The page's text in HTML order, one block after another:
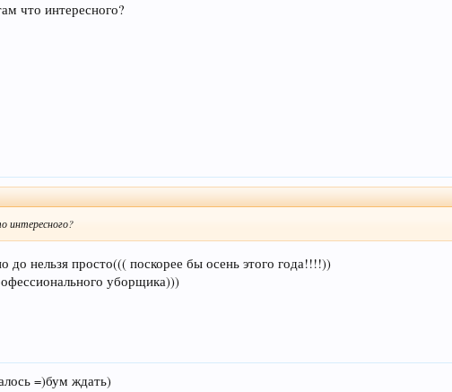
что интересного?
интересного?
до нельзя просто((( поскорее бы осень этого года!!!!))
уборщика)))
=)бум ждать)